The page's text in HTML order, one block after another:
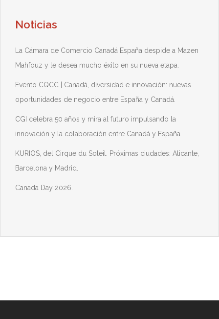
Noticias
La Cámara de Comercio Canadá España despide a Mazen
Mahfouz y le desea mucho éxito en su nueva etapa.
Evento CQCC | Canadá, diversidad e innovación: nuevas
oportunidades de negocio entre España y Canadá.
CGI celebra 50 años y mira al futuro impulsando la
innovación y la colaboración entre Canadá y España.
KURIOS, del Cirque du Soleil. Próximas ciudades: Alicante,
Barcelona y Madrid.
Canada Day 2026.